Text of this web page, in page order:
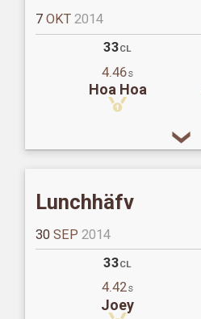
7 OKT 2014
33CL
4.46s
Hoa Hoa
Lunchhäfv
30 SEP 2014
33CL
4.42s
Joey